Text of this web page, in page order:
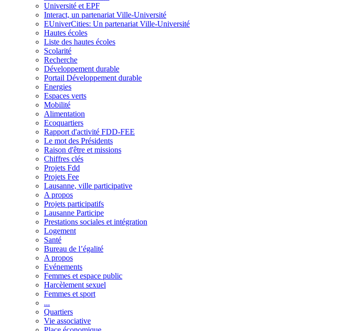
Université et EPF
Interact, un partenariat Ville-Université
EUniverCities: Un partenariat Ville-Université
Hautes écoles
Liste des hautes écoles
Scolarité
Recherche
Développement durable
Portail Développement durable
Energies
Espaces verts
Mobilité
Alimentation
Ecoquartiers
Rapport d'activité FDD-FEE
Le mot des Présidents
Raison d'être et missions
Chiffres clés
Projets Fdd
Projets Fee
Lausanne, ville participative
A propos
Projets participatifs
Lausanne Participe
Prestations sociales et intégration
Logement
Santé
Bureau de l’égalité
A propos
Evénements
Femmes et espace public
Harcèlement sexuel
Femmes et sport
...
Quartiers
Vie associative